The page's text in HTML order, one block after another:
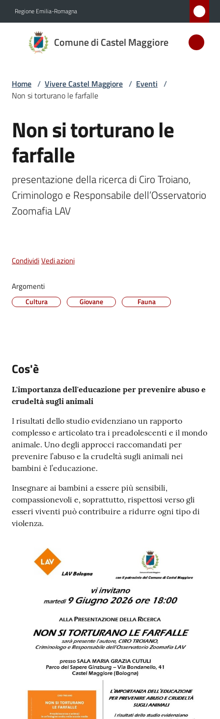
Regione Emilia-Romagna
Comune di Castel Maggiore
Comune
di Castel
D'ARGENTO
AL MERITO
Amministrazione
Novità
Servizi
Maggiore
Menu selezionato
pretorio
Tutti
gli
argomenti...
Seguici
su
Home / Vivere Castel Maggiore / Eventi /
Non si torturano le farfalle
Salta al contenuto
Non si torturano le
farfalle
presentazione della ricerca di Ciro Troiano,
Criminologo e Responsabile dell’Osservatorio
Zoomafia LAV
CondividiVedi azioni
Argomenti
Cultura Giovane Fauna
Cos'è
L'importanza dell'educazione per prevenire abuso e
crudeltà sugli animali
I risultati dello studio evidenziano un rapporto
complesso e articolato tra i preadolescenti e il mondo
animale. Uno degli approcci raccomandati per
prevenire l’abuso e la crudeltà sugli animali nei
bambini è l’educazione.
Insegnare ai bambini a essere più sensibili,
compassionevoli e, soprattutto, rispettosi verso gli
esseri viventi può contribuire a ridurre ogni tipo di
violenza.